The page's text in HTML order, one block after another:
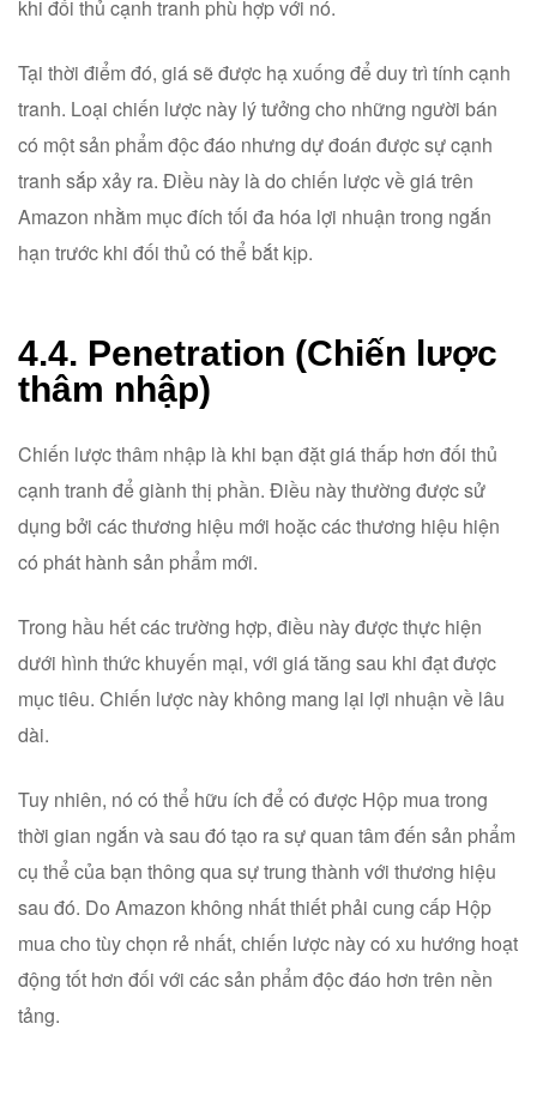
khi đối thủ cạnh tranh phù hợp với nó.
Tại thời điểm đó, giá sẽ được hạ xuống để duy trì tính cạnh
tranh. Loại chiến lược này lý tưởng cho những người bán
có một sản phẩm độc đáo nhưng dự đoán được sự cạnh
tranh sắp xảy ra. Điều này là do chiến lược về giá trên
Amazon nhằm mục đích tối đa hóa lợi nhuận trong ngắn
hạn trước khi đối thủ có thể bắt kịp.
4.4. Penetration (Chiến lược
thâm nhập)
Chiến lược thâm nhập là khi bạn đặt giá thấp hơn đối thủ
cạnh tranh để giành thị phần. Điều này thường được sử
dụng bởi các thương hiệu mới hoặc các thương hiệu hiện
có phát hành sản phẩm mới.
Trong hầu hết các trường hợp, điều này được thực hiện
dưới hình thức khuyến mại, với giá tăng sau khi đạt được
mục tiêu. Chiến lược này không mang lại lợi nhuận về lâu
dài.
Tuy nhiên, nó có thể hữu ích để có được Hộp mua trong
thời gian ngắn và sau đó tạo ra sự quan tâm đến sản phẩm
cụ thể của bạn thông qua sự trung thành với thương hiệu
sau đó. Do Amazon không nhất thiết phải cung cấp Hộp
mua cho tùy chọn rẻ nhất, chiến lược này có xu hướng hoạt
động tốt hơn đối với các sản phẩm độc đáo hơn trên nền
tảng.